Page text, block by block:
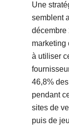
Une
semblent
décembre
marketing
à utiliser
46,8%
pendant
sites de
puis de